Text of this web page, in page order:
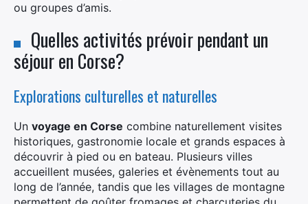
ou groupes d’amis.
Quelles activités prévoir pendant un
séjour en Corse?
Explorations culturelles et naturelles
Un voyage en Corse combine naturellement visites
historiques, gastronomie locale et grands espaces à
découvrir à pied ou en bateau. Plusieurs villes
accueillent musées, galeries et évènements tout au
long de l’année, tandis que les villages de montagne